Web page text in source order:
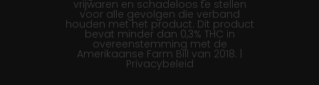
vrijwaren en schadeloos te stellen
voor alle gevolgen die verband
houden met het product. Dit product
bevat minder dan 0,3% THC in
overeenstemming met de
Amerikaanse Farm Bill van 2018. |
Privacybeleid